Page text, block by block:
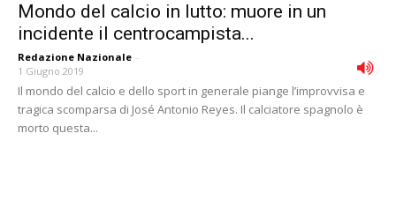
Mondo del calcio in lutto: muore in un
incidente il centrocampista...
Redazione Nazionale -
1 Giugno 2019
Il mondo del calcio e dello sport in generale piange l’improvvisa e
tragica scomparsa di José Antonio Reyes. Il calciatore spagnolo è
morto questa...